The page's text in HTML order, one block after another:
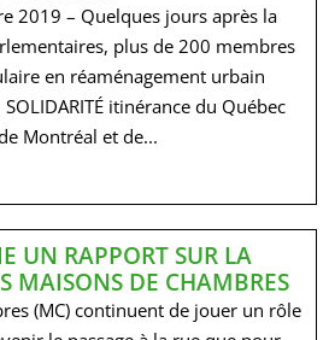
2019 – Quelques jours après la
plus de 200 membres
en réaménagement urbain
SOLIDARITÉ itinérance du Québec
Montréal et de...
UN RAPPORT SUR LA
MAISONS DE CHAMBRES
(MC) continuent de jouer un rôle